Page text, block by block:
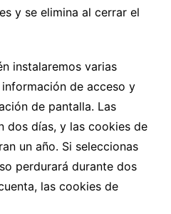
y se elimina al cerrar el
instalaremos varias
de acceso y
de pantalla. Las
dos días, y las cookies de
un año. Si seleccionas
perdurará durante dos
las cookies de